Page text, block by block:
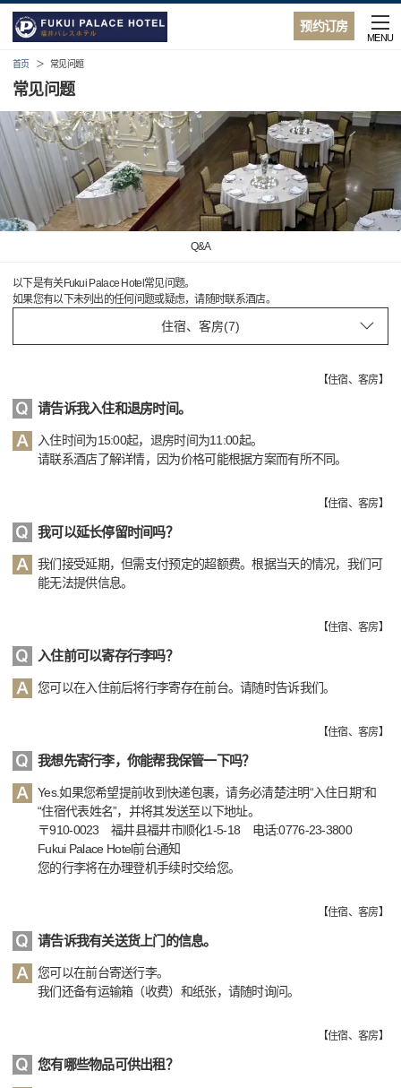
预约订房
MENU
首页 常见问题
常见问题
Q&A
以下是有关Fukui Palace Hotel常见问题。
如果您有以下未列出的任何问题或疑虑，请随时联系酒店。
【住宿、客房】
请告诉我入住和退房时间。
入住时间为15:00起，退房时间为11:00起。
请联系酒店了解详情，因为价格可能根据方案而有所不同。
【住宿、客房】
我可以延长停留时间吗？
我们接受延期，但需支付预定的超额费。根据当天的情况，我们可
能无法提供信息。
【住宿、客房】
入住前可以寄存行李吗？
您可以在入住前后将行李寄存在前台。请随时告诉我们。
【住宿、客房】
我想先寄行李，你能帮我保管一下吗？
Yes.如果您希望提前收到快递包裹，请务必清楚注明“入住日期”和
“住宿代表姓名”，并将其发送至以下地址。
〒910-0023 福井县福井市顺化1-5-18 电话:0776-23-3800
Fukui Palace Hotel前台通知
您的行李将在办理登机手续时交给您。
【住宿、客房】
请告诉我有关送货上门的信息。
您可以在前台寄送行李。
我们还备有运输箱（收费）和纸张，请随时询问。
【住宿、客房】
您有哪些物品可供出租？